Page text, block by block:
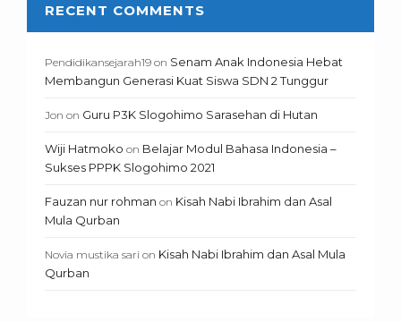
RECENT COMMENTS
Pendidikansejarah19 on Senam Anak Indonesia Hebat
Membangun Generasi Kuat Siswa SDN 2 Tunggur
Jon on Guru P3K Slogohimo Sarasehan di Hutan
Wiji Hatmoko on Belajar Modul Bahasa Indonesia –
Sukses PPPK Slogohimo 2021
Fauzan nur rohman on Kisah Nabi Ibrahim dan Asal
Mula Qurban
Novia mustika sari on Kisah Nabi Ibrahim dan Asal Mula
Qurban